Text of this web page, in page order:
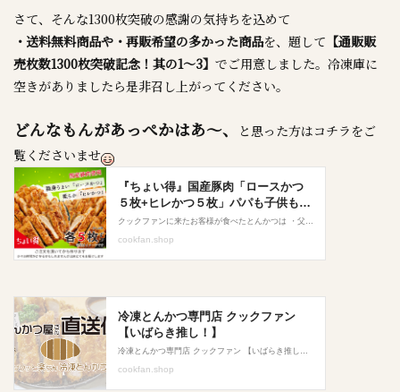
さて、そんな1300枚突破の感謝の気持ちを込めて
・送料無料商品や・再販希望の多かった商品を、題して 【通販販
売枚数1300枚突破記念！其の1～3】 でご用意しました。冷凍庫に
空きがありましたら是非召し上がってください。
どんなもんがあっぺかはあ～、
と思った方はコチラをご
覧くださいませ